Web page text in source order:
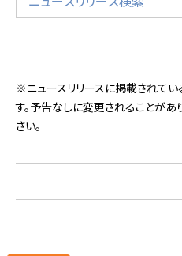
※ニュースリリースに掲載されて
す。予告なしに変更されることがあ
さい。